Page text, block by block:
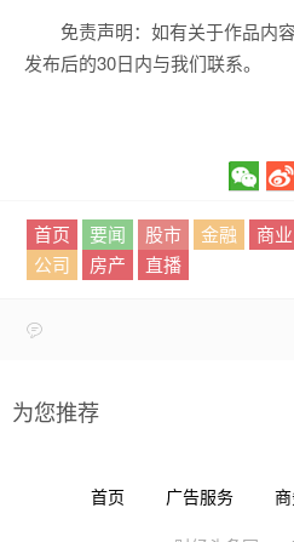
免责声明：如有关于作品内
发布后的30日内与我们联系。
首页 要闻 股市 金融 商业
公司
房产 直播
为您推荐
首页 广告服务